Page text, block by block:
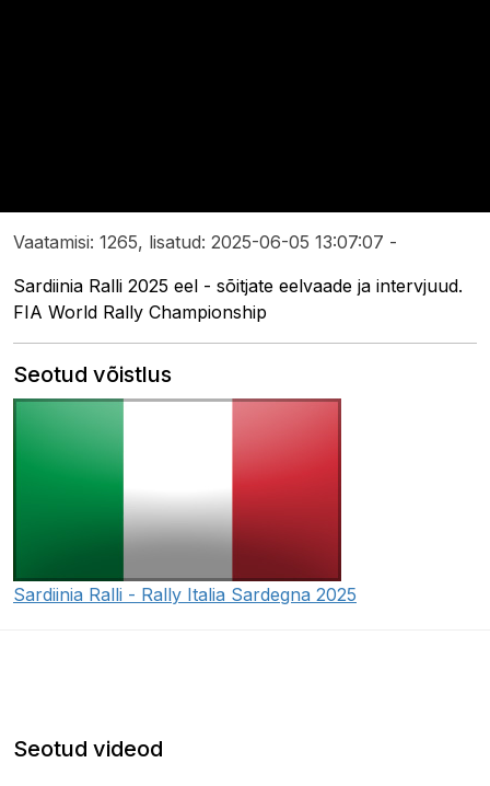
Vaatamisi: 1265, lisatud: 2025-06-05 13:07:07 -
Sardiinia Ralli 2025 eel - sõitjate eelvaade ja intervjuud.
FIA World Rally Championship
Seotud võistlus
Sardiinia Ralli - Rally Italia Sardegna 2025
Seotud videod